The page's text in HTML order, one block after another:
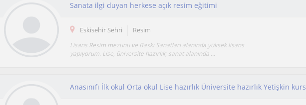
Sanata ilgi duyan herkese açık resim eğitimi
Eskisehir Sehri Resim
Lisans Resim mezunu ve Baskı Sanatları alanında yüksek lisans
yapıyorum. Lise, üniversite hazırlık; sanat alanında ...
Anasınıfı İlk okul Orta okul Lise hazırlık Üniversite hazırlık Yetişkin kurs